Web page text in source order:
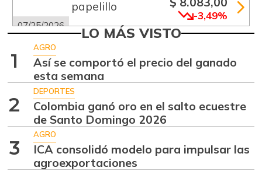
papelillo
07/25/2026
-3,49%
07/25/2026 -3,86%
Ajo
07/25/2026
$ 5.675,00
Ají dulce
01/17/2015
$ 3.479,00
Ají topito dulce
LO MÁS VISTO
1
AGRO
Así se comportó el precio del ganado
esta semana
2
DEPORTES
Colombia ganó oro en el salto ecuestre
de Santo Domingo 2026
3
AGRO
ICA consolidó modelo para impulsar las
agroexportaciones